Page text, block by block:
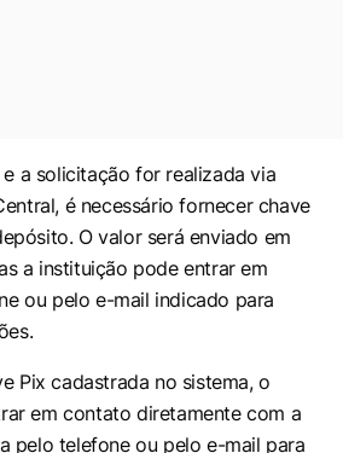
a solicitação for realizada via
é necessário fornecer chave
O valor será enviado em
a instituição pode entrar em
ou pelo e-mail indicado para
Pix cadastrada no sistema, o
em contato diretamente com a
pelo telefone ou pelo e-mail para